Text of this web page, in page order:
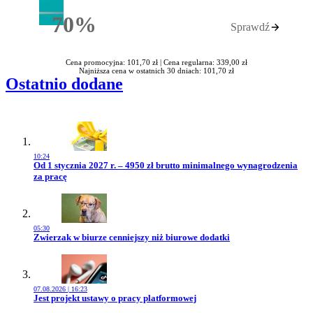
70%Rabatu Sprawdź
Cena promocyjna: 101,70 zł | Cena regularna: 339,00 zł
Najniższa cena w ostatnich 30 dniach: 101,70 zł
Ostatnio dodane
10:24
Przejdź do artykułu:
Od 1 stycznia 2027 r. – 4950 zł brutto minimalnego wynagrodzenia
za pracę
05:30
Przejdź do artykułu:
Zwierzak w biurze cenniejszy niż biurowe dodatki
07.08.2026 | 16:23
Przejdź do artykułu:
Jest projekt ustawy o pracy platformowej